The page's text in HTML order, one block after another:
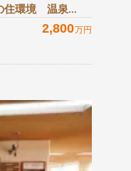
住環境 温泉...
2,800万円